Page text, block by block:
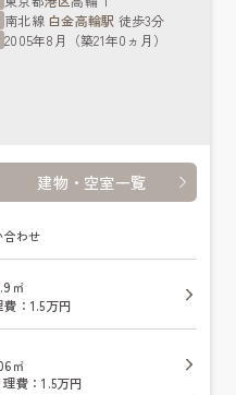
南北線 白金高輪駅 徒歩3分
2005年8月（築21年0ヵ月）
建物・空室一覧
合わせ
㎡
：1.5万円
㎡
費：1.5万円